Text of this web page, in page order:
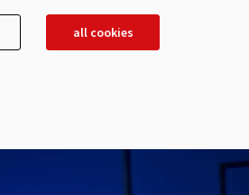
all cookies